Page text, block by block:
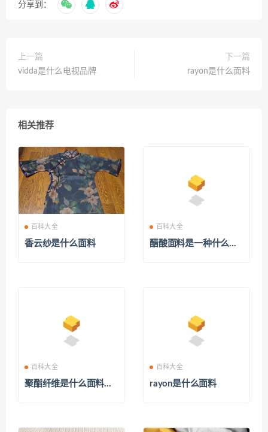
分享到：
上一篇
vidda是什么电视品牌
下一篇
rayon是什么面料
相关推荐
百科大全
香云纱是什么面料
百科大全
醋酸面料是一种什么面
百科大全
聚酯纤维是什么面料优
百科大全
rayon是什么面料